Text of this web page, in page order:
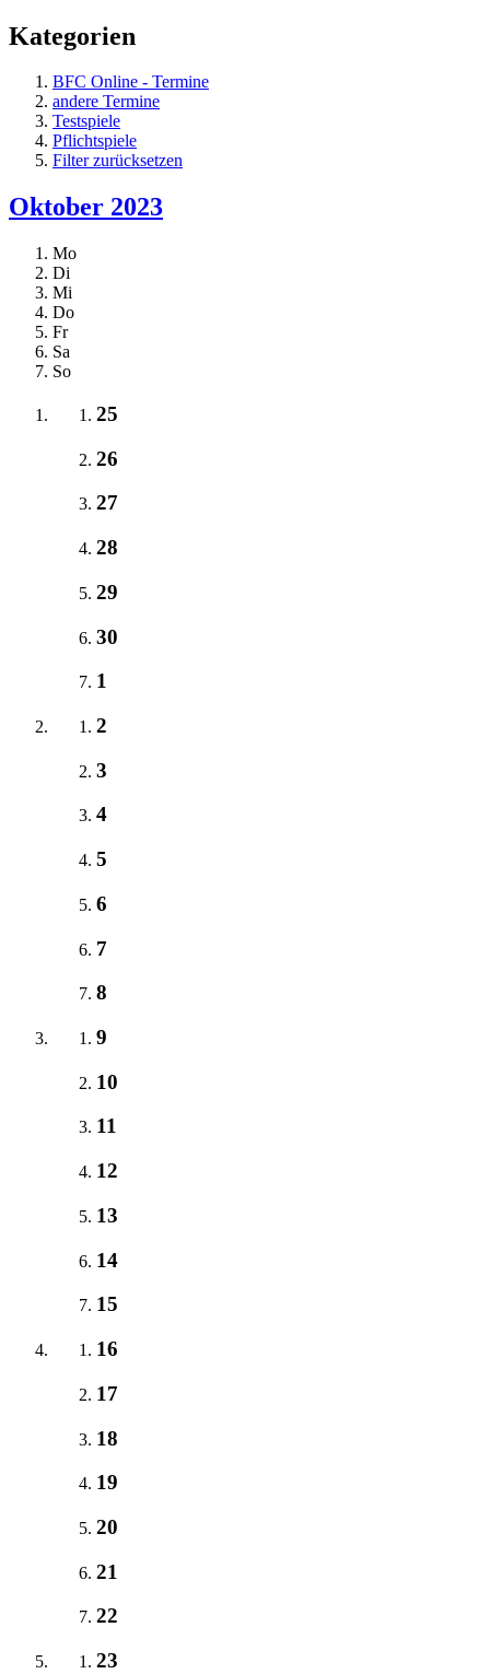
Kategorien
BFC Online - Termine
andere Termine
Testspiele
Pflichtspiele
Filter zurücksetzen
Oktober 2023
Mo
Di
Mi
Do
Fr
Sa
So
25
26
27
28
29
30
1
2
3
4
5
6
7
8
9
10
11
12
13
14
15
16
17
18
19
20
21
22
23